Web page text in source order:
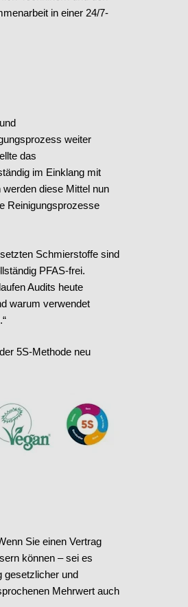
in einer 24/7-
weiter
das
im Einklang mit
diese Mittel nun
Reinigungsprozesse
Schmierstoffe sind
PFAS-frei.
Audits heute
warum verwendet
5S-Methode neu
Sie einen Vertrag
können – sei es
gesetzlicher und
Mehrwert auch